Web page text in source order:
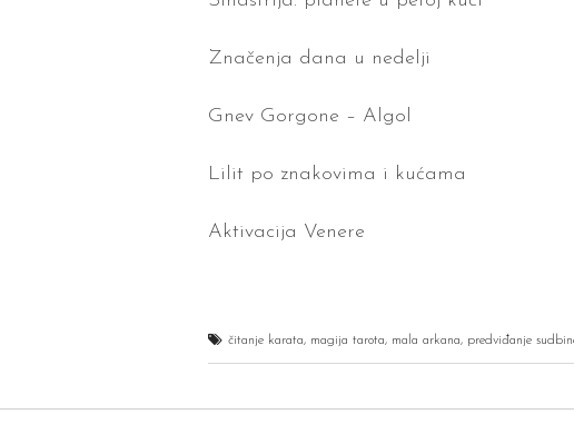
Značenja dana u nedelji
Gnev Gorgone – Algol
Lilit po znakovima i kućama
Aktivacija Venere
čitanje karata, magija tarota, mala arkana, predviđanje